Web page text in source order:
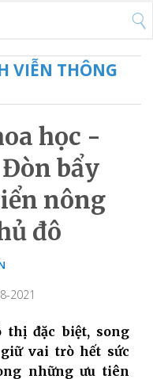
VIỄN THÔNG
học -
bẩy
nông
đô
2021
thị đặc biệt, song
vai trò hết sức
những ưu tiên